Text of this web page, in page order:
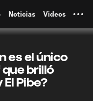
Noticias Videos
es el único
brilló
Pibe?